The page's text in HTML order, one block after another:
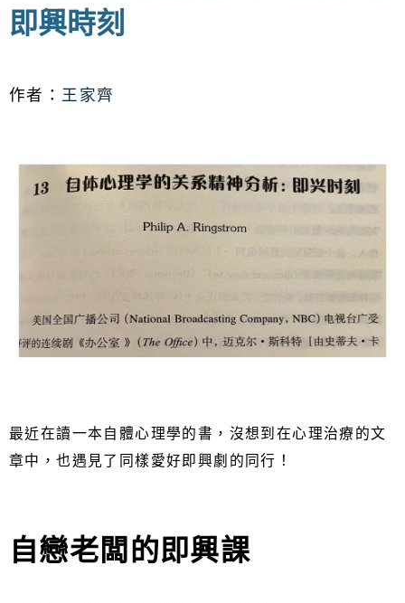
即興時刻
作者： 王家齊
最近在讀一本自體心理學的書，沒想到在心理治療的文
章中，也遇見了同樣愛好即興劇的同行！
自戀老闆的即興課